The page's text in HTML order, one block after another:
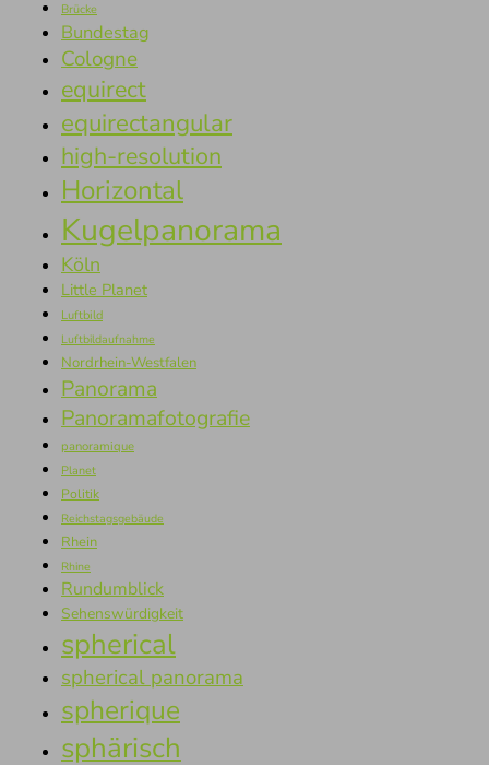
Brücke
Bundestag
Cologne
equirect
equirectangular
high-resolution
Horizontal
Kugelpanorama
Köln
Little Planet
Luftbild
Luftbildaufnahme
Nordrhein-Westfalen
Panorama
Panoramafotografie
panoramique
Planet
Politik
Reichstagsgebäude
Rhein
Rhine
Rundumblick
Sehenswürdigkeit
spherical
spherical panorama
spherique
sphärisch